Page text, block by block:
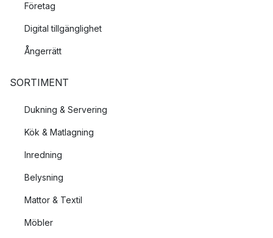
Företag
Digital tillgänglighet
Ångerrätt
SORTIMENT
Dukning & Servering
Kök & Matlagning
Inredning
Belysning
Mattor & Textil
Möbler